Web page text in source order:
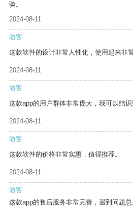
验。
2024-08-11
游客
这款软件的设计非常人性化，使用起来非常
2024-08-11
游客
这款app的用户群体非常庞大，我可以结识
2024-08-11
游客
这款软件的价格非常实惠，值得推荐。
2024-08-11
游客
这款app的售后服务非常完善，遇到问题